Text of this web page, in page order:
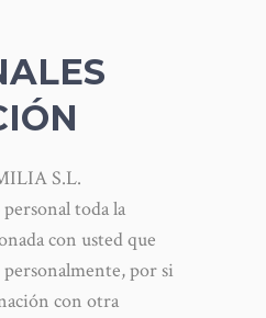
S.L.
toda la
con usted que
por si
con otra